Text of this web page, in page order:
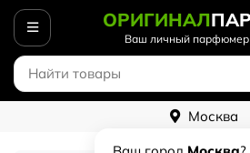
ОРИГИНАЛ
Ваш личный парфюмер
Москва